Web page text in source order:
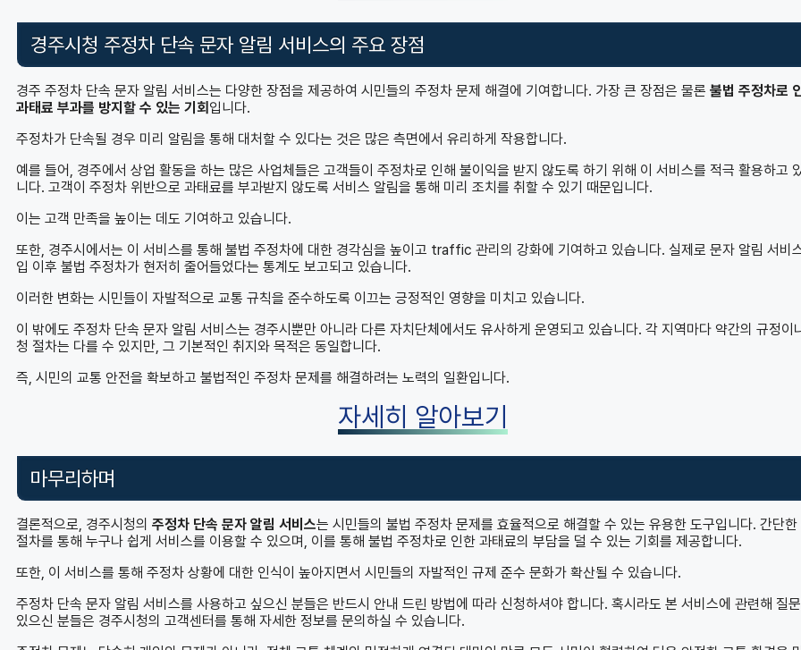
경주시청 주정차 단속 문자 알림 서비스의 주요 장점
경주 주정차 단속 문자 알림 서비스는 다양한 장점을 제공하여 시민들의 주정차 문제 해결에 기여합니다. 가장 큰 장점은 물론 불법 주정차로
과태료 부과를 방지할 수 있는 기회 입니다.
주정차가 단속될 경우 미리 알림을 통해 대처할 수 있다는 것은 많은 측면에서 유리하게 작용합니다.
예를 들어, 경주에서 상업 활동을 하는 많은 사업체들은 고객들이 주정차로 인해 불이익을 받지 않도록 하기 위해 이 서비스를 적극 활용하고
니다. 고객이 주정차 위반으로 과태료를 부과받지 않도록 서비스 알림을 통해 미리 조치를 취할 수 있기 때문입니다.
이는 고객 만족을 높이는 데도 기여하고 있습니다.
또한, 경주시에서는 이 서비스를 통해 불법 주정차에 대한 경각심을 높이고 traffic 관리의 강화에 기여하고 있습니다. 실제로 문자 알림 서비
입 이후 불법 주정차가 현저히 줄어들었다는 통계도 보고되고 있습니다.
이러한 변화는 시민들이 자발적으로 교통 규칙을 준수하도록 이끄는 긍정적인 영향을 미치고 있습니다.
이 밖에도 주정차 단속 문자 알림 서비스는 경주시뿐만 아니라 다른 자치단체에서도 유사하게 운영되고 있습니다. 각 지역마다 약간의 규정이
청 절차는 다를 수 있지만, 그 기본적인 취지와 목적은 동일합니다.
즉, 시민의 교통 안전을 확보하고 불법적인 주정차 문제를 해결하려는 노력의 일환입니다.
자세히 알아보기
마무리하며
결론적으로, 경주시청의 주정차 단속 문자 알림 서비스는 시민들의 불법 주정차 문제를 효율적으로 해결할 수 있는 유용한 도구입니다. 간단한
절차를 통해 누구나 쉽게 서비스를 이용할 수 있으며, 이를 통해 불법 주정차로 인한 과태료의 부담을 덜 수 있는 기회를 제공합니다.
또한, 이 서비스를 통해 주정차 상황에 대한 인식이 높아지면서 시민들의 자발적인 규제 준수 문화가 확산될 수 있습니다.
주정차 단속 문자 알림 서비스를 사용하고 싶으신 분들은 반드시 안내 드린 방법에 따라 신청하셔야 합니다. 혹시라도 본 서비스에 관련해 질문
있으신 분들은 경주시청의 고객센터를 통해 자세한 정보를 문의하실 수 있습니다.